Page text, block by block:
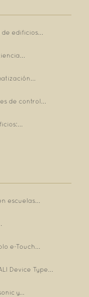
edificios...
de control...
escuelas...
e-Touch...
Device Type...
y...